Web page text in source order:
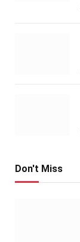
Don't Miss